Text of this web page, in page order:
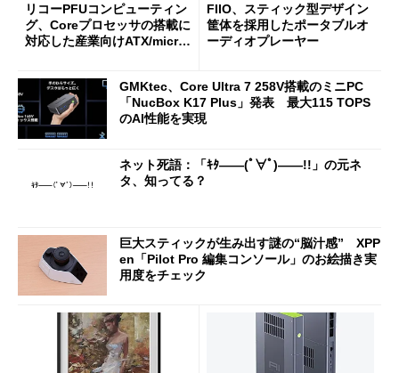
リコーPFUコンピューティン
グ、Coreプロセッサの搭載に
対応した産業向けATX/micro
FIIO、スティック型デザイン
筐体を採用したポータブルオ
ーディオプレーヤー
GMKtec、Core Ultra 7 258V搭載のミニPC
「NucBox K17 Plus」発表 最大115 TOPS
のAI性能を実現
ネット死語：「ｷﾀ――(ﾟ∀ﾟ)――!!」の元ネ
タ、知ってる？
巨大スティックが生み出す謎の“脳汁感” XPP
en「Pilot Pro 編集コンソール」のお絵描き実
用度をチェック